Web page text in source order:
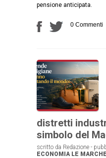
pensione anticipata.
0 Commenti
distretti
simbolo del
scritto da Redazione -
ECONOMIA LE MARCHE